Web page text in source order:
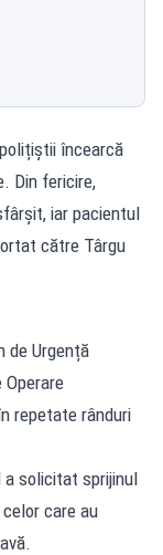
încearcă
Din fericire,
iar pacientul
către Târgu
de Urgență
repetate rânduri
a solicitat sprijinul
care au